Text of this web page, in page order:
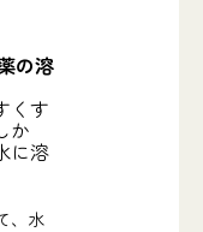
の溶
くす
か
に溶
、水